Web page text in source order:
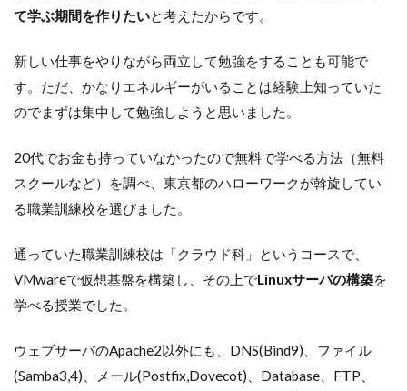
て学ぶ期間を作りたいと考えたからです。
新しい仕事をやりながら両立して勉強をすることも可能で
す。ただ、かなりエネルギーがいることは経験上知っていた
のでまずは集中して勉強しようと思いました。
20代でお金も持っていなかったので無料で学べる方法（無料
スクールなど）を調べ、東京都のハローワークが斡旋してい
る職業訓練校を選びました。
通っていた職業訓練校は「クラウド科」というコースで、
VMwareで仮想基盤を構築し、その上でLinuxサーバの構築を
学べる授業でした。
ウェブサーバのApache2以外にも、DNS(Bind9)、ファイル
(Samba3,4)、メール(Postfix,Dovecot)、Database、FTP、